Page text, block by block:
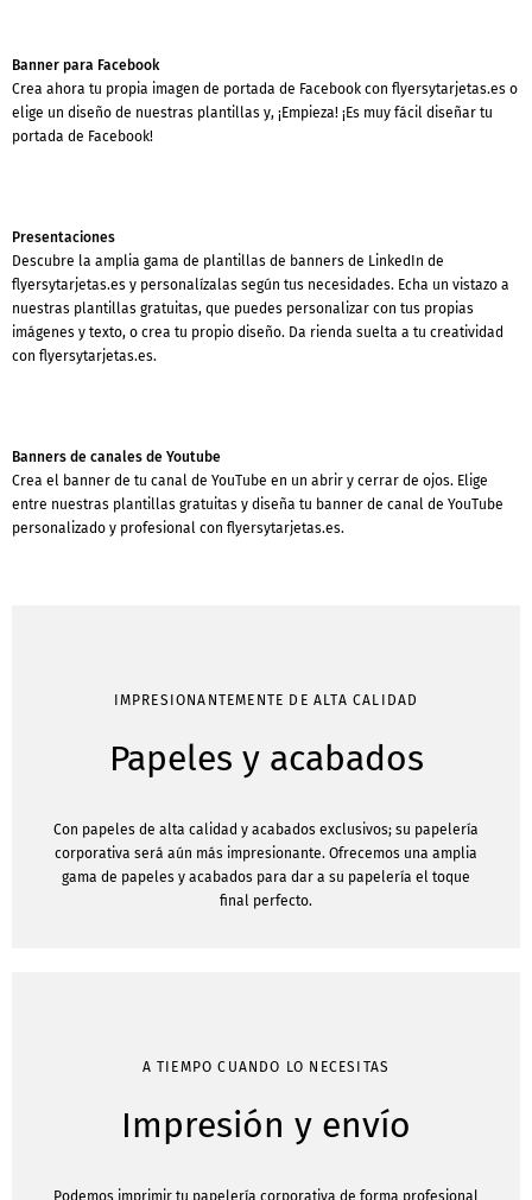
Banner para Facebook
Crea ahora tu propia imagen de portada de Facebook con flyersytarjetas.es o
elige un diseño de nuestras plantillas y, ¡Empieza! ¡Es muy fácil diseñar tu
portada de Facebook!
Presentaciones
Descubre la amplia gama de plantillas de banners de LinkedIn de
flyersytarjetas.es y personalízalas según tus necesidades. Echa un vistazo a
nuestras plantillas gratuitas, que puedes personalizar con tus propias
imágenes y texto, o crea tu propio diseño. Da rienda suelta a tu creatividad
con flyersytarjetas.es.
Banners de canales de Youtube
Crea el banner de tu canal de YouTube en un abrir y cerrar de ojos. Elige
entre nuestras plantillas gratuitas y diseña tu banner de canal de YouTube
personalizado y profesional con flyersytarjetas.es.
IMPRESIONANTEMENTE DE ALTA CALIDAD
Papeles y acabados
Con papeles de alta calidad y acabados exclusivos; su papelería
corporativa será aún más impresionante. Ofrecemos una amplia
gama de papeles y acabados para dar a su papelería el toque
final perfecto.
A TIEMPO CUANDO LO NECESITAS
Impresión y envío
Podemos imprimir tu papelería corporativa de forma profesional